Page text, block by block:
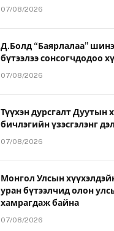
07/08/2026
Д.Болд “Баярлалаа”
бүтээлээ сонсогчдодоо
07/08/2026
Түүхэн дурсгалт Дуутын
бичлэгийн үзэсгэлэнг
07/08/2026
Монгол Улсын
уран бүтээлчид олон
хамрагдаж байна
07/08/2026